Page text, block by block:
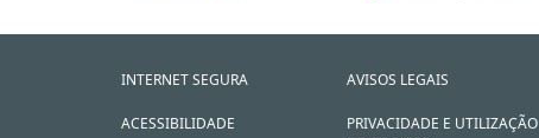
INTERNET SEGURA
ACESSIBILIDADE
AVISOS LEGAIS
PRIVACIDADE E UTILIZAÇÃO